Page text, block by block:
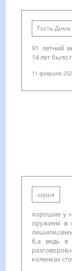
Гость Дима
91 летний
14 лет
11 февраля
шуша
хорошие у
оружием в
б,а ведь
коленках